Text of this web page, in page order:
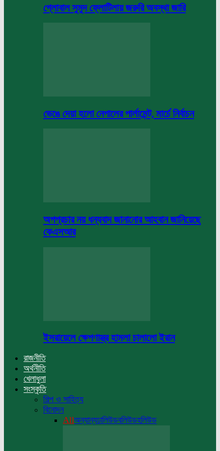
গ্লোবাল সুমুদ ফ্লোটিলায় জরুরি অবস্থা জারি
ভেঙে দেয়া হলো নেপালের পার্লামেন্ট, মার্চে নির্বাচন
অপপ্রচার নয় ধন্যবাদ জানানোর আহবান জানিয়েছে
কেএসআর
ইসরায়েলে ক্ষেপণাস্ত্র হামলা চালালো ইরান
রাজনীতি
অর্থনীতি
খেলাধুলা
সংস্কৃতি
শিল্প ও সাহিত্য
বিনোদন
Allঅন্যান্যঢালিউডবলিউডহলিউড